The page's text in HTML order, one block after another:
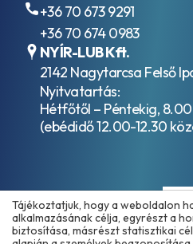
+36 70 673 9291
+36 70 674 0983
NYÍR-LUB Kft.
2142 Nagytarcsa Felső
Nyitvatartás:
Hétfőtől – Péntekig,
(ebédidő 12.00-12.30
Tájékoztatjuk, hogy a weboldalon
alkalmazásának célja, egyrészt a
biztosítása, másrészt statisztikai